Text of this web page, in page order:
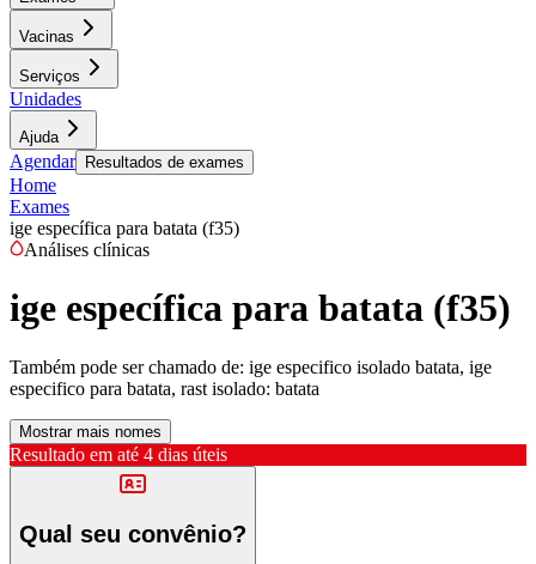
Vacinas
Serviços
Unidades
Ajuda
Agendar Resultados de exames
Home
Exames
ige específica para batata (f35)
Análises clínicas
ige específica para batata (f35)
Também pode ser chamado de: ige especifico isolado batata, ige
especifico para batata, rast isolado: batata
Mostrar mais nomes
Resultado em até 4 dias úteis
Qual seu convênio?